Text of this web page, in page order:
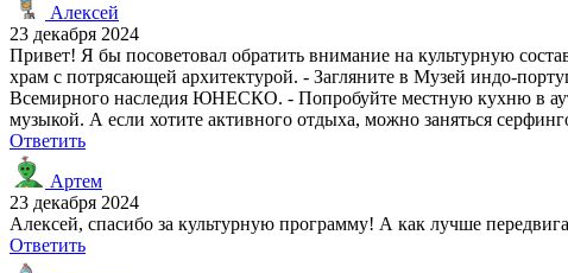
Алексей
23 декабря 2024
Привет! Я бы посоветовал обратить внимание на культурную
храм с потрясающей архитектурой. - Загляните в Музей индо-
Всемирного наследия ЮНЕСКО. - Попробуйте местную кухню в
музыкой. А если хотите активного отдыха, можно заняться
Ответить
Артем
23 декабря 2024
Алексей, спасибо за культурную программу! А как лучше
Ответить